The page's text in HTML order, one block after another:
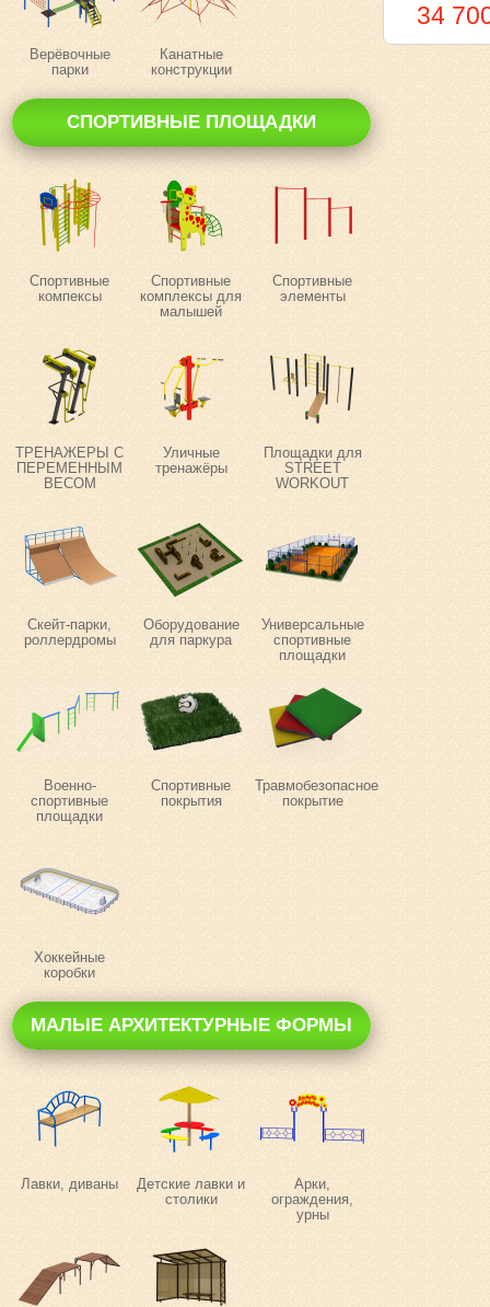
Верёвочные
парки
Канатные
конструкции
СПОРТИВНЫЕ ПЛОЩАДКИ
Спортивные
компексы
Спортивные
комплексы для
малышей
Спортивные
элементы
ТРЕНАЖЕРЫ С
ПЕРЕМЕННЫМ
ВЕСОМ
Уличные
тренажёры
Площадки для
STREET
WORKOUT
Скейт-парки,
роллердромы
Оборудование
для паркура
Универсальные
спортивные
площадки
Военно-
спортивные
площадки
Спортивные
покрытия
Травмобезопасное
покрытие
Хоккейные
коробки
МАЛЫЕ АРХИТЕКТУРНЫЕ ФОРМЫ
Лавки, диваны
Детские лавки и
столики
Арки,
ограждения,
урны
34